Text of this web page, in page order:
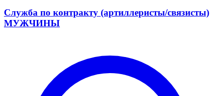
Служба по контракту (артиллеристы/связисты)
МУЖЧИНЫ